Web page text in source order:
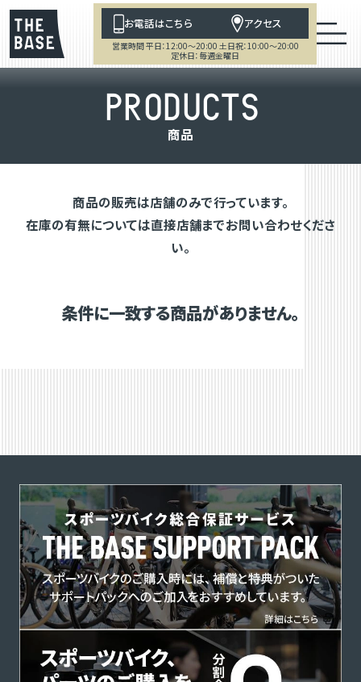
お電話はこちら アクセス
営業時間 平日：12:00～20:00 土日祝：10:00～20:00
定休日：毎週金曜日
PRODUCTS
商品
商品の販売は店舗のみで行っています。
在庫の有無については直接店舗までお問い合わせくださ
い。
条件に一致する商品がありません。